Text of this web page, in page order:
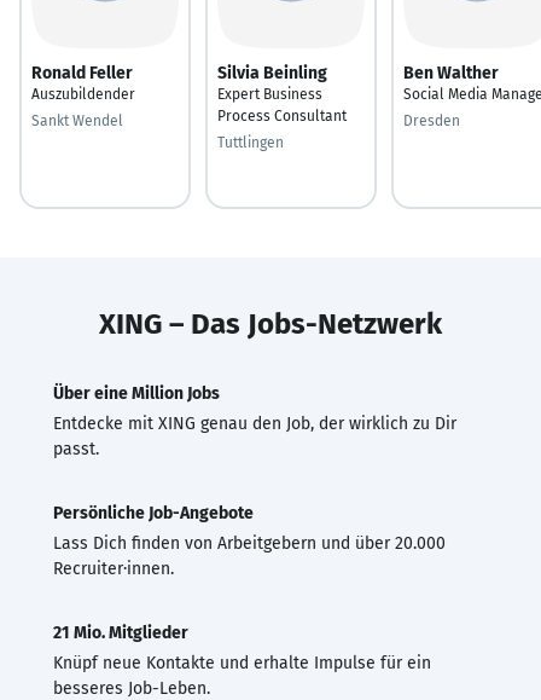
Ronald Feller
Auszubildender
Sankt Wendel
Silvia Beinling
Expert Business
Process Consultant
Tuttlingen
Ben Walther
Social Media
Dresden
XING – Das Jobs-Netzwerk
Über eine Million Jobs
Entdecke mit XING genau den Job, der wirklich zu Dir
passt.
Persönliche Job-Angebote
Lass Dich finden von Arbeitgebern und über 20.000
Recruiter·innen.
21 Mio. Mitglieder
Knüpf neue Kontakte und erhalte Impulse für ein
besseres Job-Leben.